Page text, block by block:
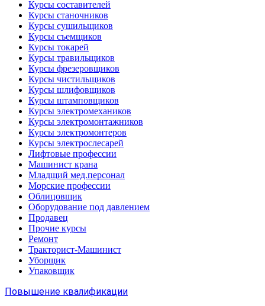
Курсы составителей
Курсы станочников
Курсы сушильщиков
Курсы съемщиков
Курсы токарей
Курсы травильщиков
Курсы фрезеровщиков
Курсы чистильщиков
Курсы шлифовщиков
Курсы штамповщиков
Курсы электромехаников
Курсы электромонтажников
Курсы электромонтеров
Курсы электрослесарей
Лифтовые профессии
Машинист крана
Младщий мед.персонал
Морские профессии
Облицовщик
Оборудование под давлением
Продавец
Прочие курсы
Ремонт
Тракторист-Машинист
Уборщик
Упаковщик
Повышение квалификации